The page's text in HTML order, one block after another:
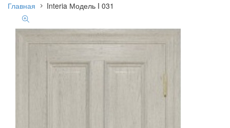
Главная Interia Модель I 031